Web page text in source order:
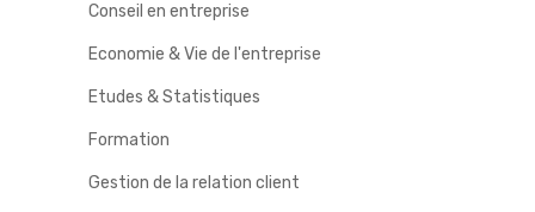
Conseil en entreprise
Economie & Vie de l'entreprise
Etudes & Statistiques
Formation
Gestion de la relation client